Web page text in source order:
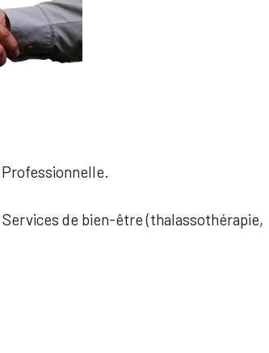
de bien-être (thalassothérapie,